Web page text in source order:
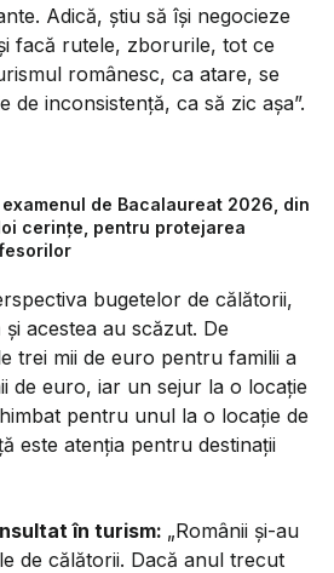
Adică, știu să își negocieze
facă rutele, zborurile, tot ce
românesc, ca atare, se
de inconsistență, ca să zic așa”.
de Bacalaureat 2026, din
cerințe, pentru protejarea
bugetelor de călătorii,
acestea au scăzut. De
trei mii de euro pentru familii a
de euro, iar un sejur la o locație
pentru unul la o locație de
este atenția pentru destinații
în turism: „Românii și-au
de călătorii. Dacă anul trecut